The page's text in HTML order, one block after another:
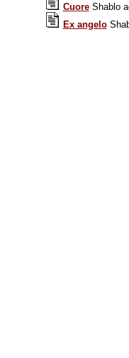
CuoreShablo
Ex angelo